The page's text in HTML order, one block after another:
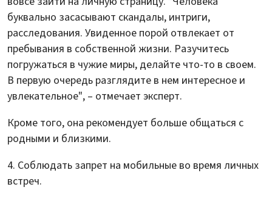
буквально засасывают скандалы, интриги,
расследования. Увиденное порой отвлекает от
пребывания в собственной жизни. Разучитесь
погружаться в чужие миры, делайте что-то в своем.
В первую очередь разглядите в нем интересное и
увлекательное", – отмечает эксперт.
Кроме того, она рекомендует больше общаться с
родными и близкими.
Соблюдать запрет на мобильные во время личных
встреч.